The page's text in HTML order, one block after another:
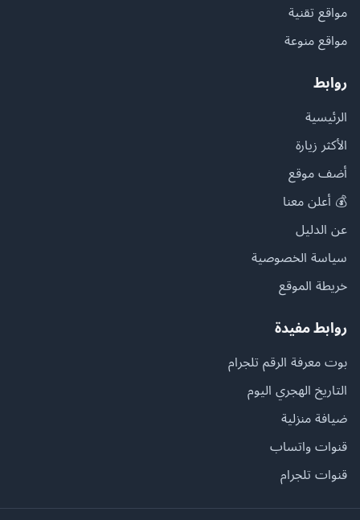
مواقع تقنية
مواقع منوعة
روابط
الرئيسية
الأكثر زيارة
أضف موقع
💰 أعلن معنا
عن الدليل
سياسة الخصوصية
خريطة الموقع
روابط مفيدة
بوت معرفة الرقم تلجرام
التاريخ الهجري اليوم
ضيافة منزلية
قنوات واتساب
قنوات تلجرام